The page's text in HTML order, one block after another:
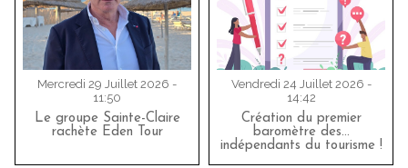
Mercredi 29 Juillet 2026 -
11:50
Le groupe Sainte-Claire
rachète Eden Tour
Vendredi 24 Juillet 2026 -
14:42
Création du premier
baromètre des…
indépendants du tourisme !